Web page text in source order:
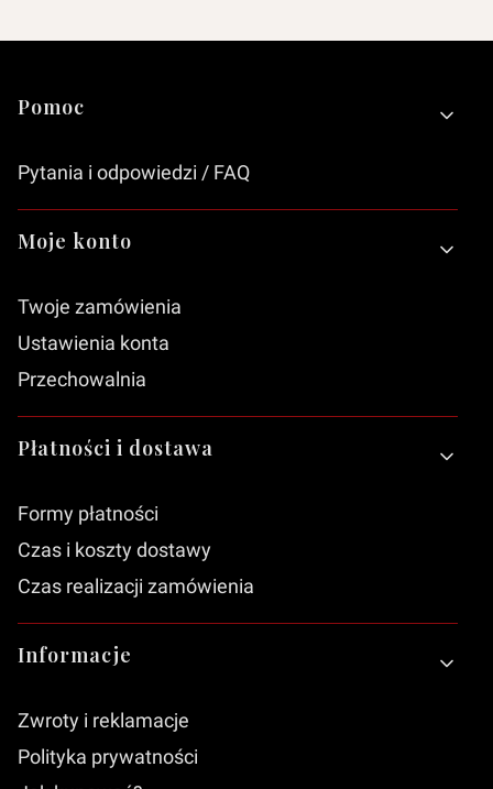
Linki w stopce
Pomoc
Pytania i odpowiedzi / FAQ
Moje konto
Twoje zamówienia
Ustawienia konta
Przechowalnia
Płatności i dostawa
Formy płatności
Czas i koszty dostawy
Czas realizacji zamówienia
Informacje
Zwroty i reklamacje
Polityka prywatności